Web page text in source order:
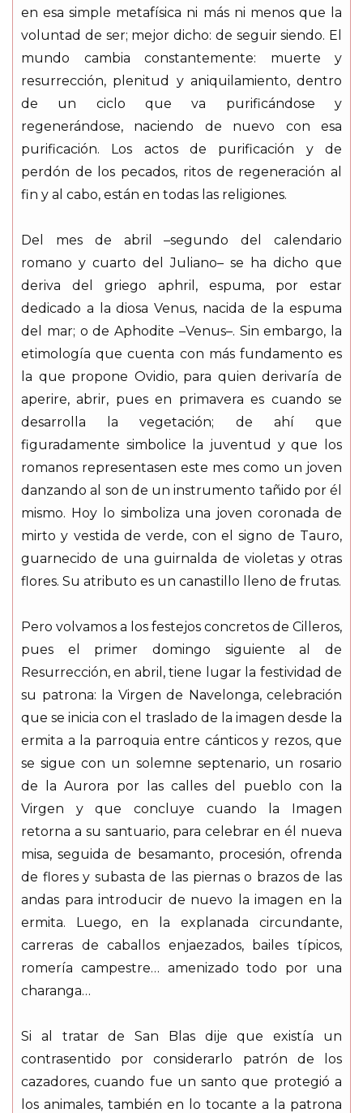
en esa simple metafísica ni más ni menos que la
voluntad de ser; mejor dicho: de seguir siendo. El
mundo cambia constantemente: muerte y
resurrección, plenitud y aniquilamiento, dentro
de un ciclo que va purificándose y
regenerándose, naciendo de nuevo con esa
purificación. Los actos de purificación y de
perdón de los pecados, ritos de regeneración al
fin y al cabo, están en todas las religiones.
Del mes de abril –segundo del calendario
romano y cuarto del Juliano– se ha dicho que
deriva del griego aphril, espuma, por estar
dedicado a la diosa Venus, nacida de la espuma
del mar; o de Aphodite –Venus–. Sin embargo, la
etimología que cuenta con más fundamento es
la que propone Ovidio, para quien derivaría de
aperire, abrir, pues en primavera es cuando se
desarrolla la vegetación; de ahí que
figuradamente simbolice la juventud y que los
romanos representasen este mes como un joven
danzando al son de un instrumento tañido por él
mismo. Hoy lo simboliza una joven coronada de
mirto y vestida de verde, con el signo de Tauro,
guarnecido de una guirnalda de violetas y otras
flores. Su atributo es un canastillo lleno de frutas.
Pero volvamos a los festejos concretos de Cilleros,
pues el primer domingo siguiente al de
Resurrección, en abril, tiene lugar la festividad de
su patrona: la Virgen de Navelonga, celebración
que se inicia con el traslado de la imagen desde la
ermita a la parroquia entre cánticos y rezos, que
se sigue con un solemne septenario, un rosario
de la Aurora por las calles del pueblo con la
Virgen y que concluye cuando la Imagen
retorna a su santuario, para celebrar en él nueva
misa, seguida de besamanto, procesión, ofrenda
de flores y subasta de las piernas o brazos de las
andas para introducir de nuevo la imagen en la
ermita. Luego, en la explanada circundante,
carreras de caballos enjaezados, bailes típicos,
romería campestre… amenizado todo por una
charanga…
Si al tratar de San Blas dije que existía un
contrasentido por considerarlo patrón de los
cazadores, cuando fue un santo que protegió a
los animales, también en lo tocante a la patrona